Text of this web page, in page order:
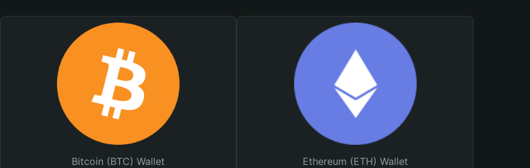
Bitcoin (BTC) Wallet Ethereum (ETH) Wallet